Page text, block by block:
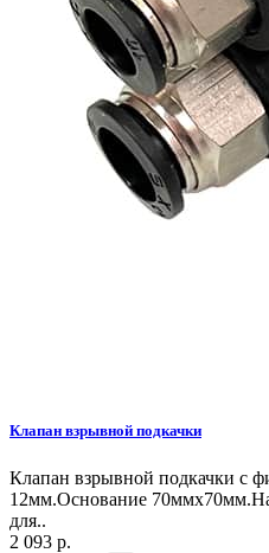
Клапан взрывной подкачки
Клапан взрывной подкачки с
12мм.Основание
для..
2 093 р.